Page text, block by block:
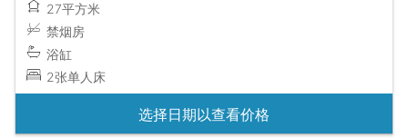
27平方米
禁烟房
浴缸
2张单人床
选择日期以查看价格